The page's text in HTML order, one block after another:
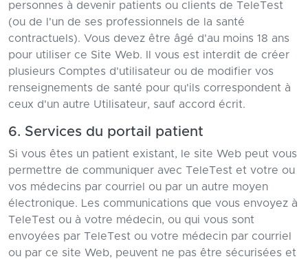
personnes à devenir patients ou clients de TeleTest
(ou de l'un de ses professionnels de la santé
contractuels). Vous devez être âgé d'au moins 18 ans
pour utiliser ce Site Web. Il vous est interdit de créer
plusieurs Comptes d'utilisateur ou de modifier vos
renseignements de santé pour qu'ils correspondent à
ceux d'un autre Utilisateur, sauf accord écrit.
6. Services du portail patient
Si vous êtes un patient existant, le site Web peut vous
permettre de communiquer avec TeleTest et votre ou
vos médecins par courriel ou par un autre moyen
électronique. Les communications que vous envoyez à
TeleTest ou à votre médecin, ou qui vous sont
envoyées par TeleTest ou votre médecin par courriel
ou par ce site Web, peuvent ne pas être sécurisées et